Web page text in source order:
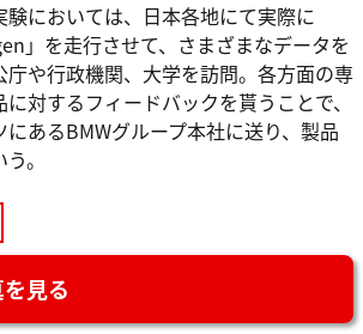
験においては、日本各地にて実際に
」を走行させて、さまざまなデータを
や行政機関、大学を訪問。各方面の専
対するフィードバックを貰うことで、
あるBMWグループ本社に送り、製品
。
見る